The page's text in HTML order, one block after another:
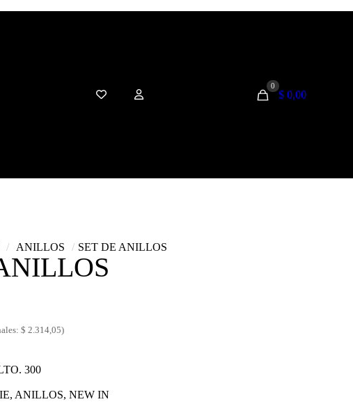
0
$ 0,00
/ ANILLOS / SET DE ANILLOS
$ 2.314,05)
300
, ANILLOS, NEW IN